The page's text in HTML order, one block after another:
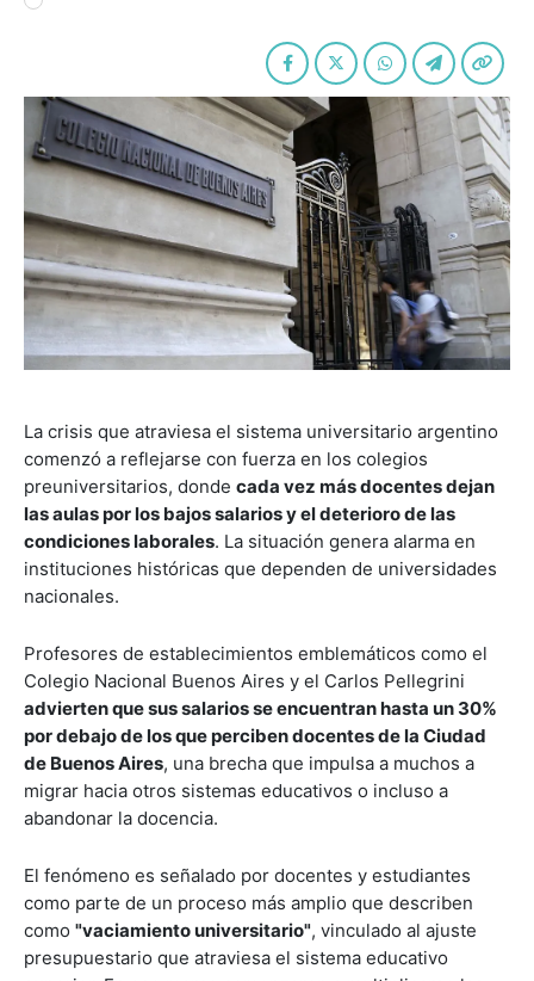
La crisis que atraviesa el sistema universitario argentino
comenzó a reflejarse con fuerza en los colegios
preuniversitarios, donde cada vez más docentes dejan
las aulas por los bajos salarios y el deterioro de las
condiciones laborales. La situación genera alarma en
instituciones históricas que dependen de universidades
nacionales.
Profesores de establecimientos emblemáticos como el
Colegio Nacional Buenos Aires y el Carlos Pellegrini
advierten que sus salarios se encuentran hasta un 30%
por debajo de los que perciben docentes de la Ciudad
de Buenos Aires, una brecha que impulsa a muchos a
migrar hacia otros sistemas educativos o incluso a
abandonar la docencia.
El fenómeno es señalado por docentes y estudiantes
como parte de un proceso más amplio que describen
como "vaciamiento universitario", vinculado al ajuste
presupuestario que atraviesa el sistema educativo